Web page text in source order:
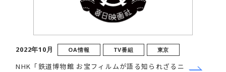
2022年10月 OA情報 TV番組 東京
NHK「鉄道博物館 お宝フィルムが語る知られざるニ